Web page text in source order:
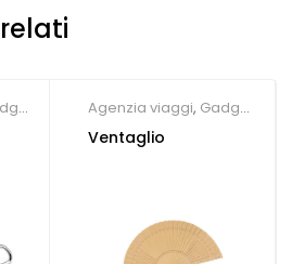
Agenzia viaggi, Gadget
Estate
Ventaglio